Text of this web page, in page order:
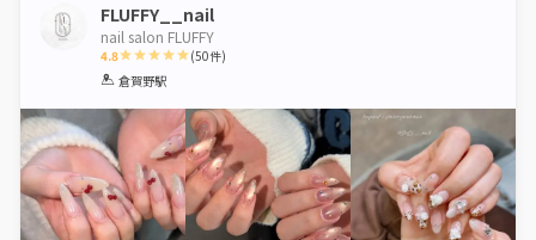
FLUFFY__nail
nail salon FLUFFY
4.8
1 2 3 4
(50件)
倉賀野駅